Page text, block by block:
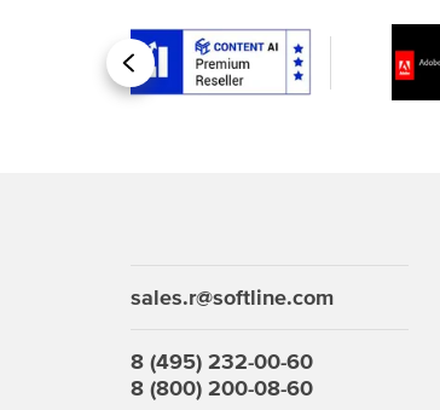
Основные преимущества
Уникальное мощное
Источники данных
Назад
sales.r@softline.com
8 (495) 232-00-60
8 (800) 200-08-60